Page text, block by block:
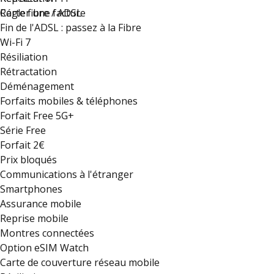
Régler une facture
Carte fibre / ADSL
Fin de l'ADSL : passez à la Fibre
Wi-Fi 7
Résiliation
Rétractation
Déménagement
Forfaits mobiles & téléphones
Forfait Free 5G+
Série Free
Forfait 2€
Prix bloqués
Communications à l'étranger
Smartphones
Assurance mobile
Reprise mobile
Montres connectées
Option eSIM Watch
Carte de couverture réseau mobile